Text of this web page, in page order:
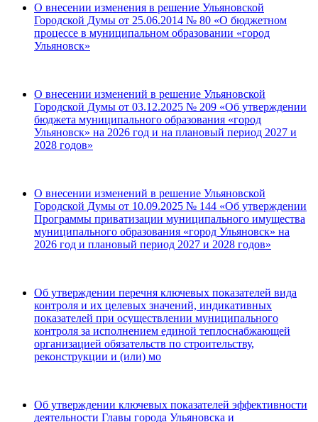
О внесении изменения в решение Ульяновской
Городской Думы от 25.06.2014 № 80 «О бюджетном
процессе в муниципальном образовании «город
Ульяновск»
О внесении изменений в решение Ульяновской
Городской Думы от 03.12.2025 № 209 «Об утверждении
бюджета муниципального образования «город
Ульяновск» на 2026 год и на плановый период 2027 и
2028 годов»
О внесении изменений в решение Ульяновской
Городской Думы от 10.09.2025 № 144 «Об утверждении
Программы приватизации муниципального имущества
муниципального образования «город Ульяновск» на
2026 год и плановый период 2027 и 2028 годов»
Об утверждении перечня ключевых показателей вида
контроля и их целевых значений, индикативных
показателей при осуществлении муниципального
контроля за исполнением единой теплоснабжающей
организацией обязательств по строительству,
реконструкции и (или) мо
Об утверждении ключевых показателей эффективности
деятельности Главы города Ульяновска и